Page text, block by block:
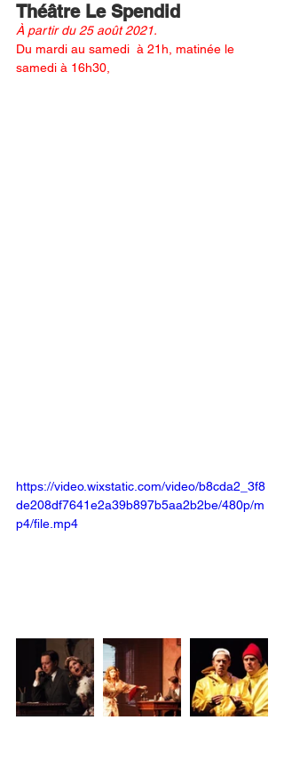
Théâtre Le Spendid
À partir du 25 août 2021.
Du mardi au samedi  à 21h, matinée le
samedi à 16h30,
https://video.wixstatic.com/video/b8cda2_3f8
de208df7641e2a39b897b5aa2b2be/480p/m
p4/file.mp4